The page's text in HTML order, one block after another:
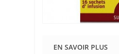
EN SAVOIR PLUS